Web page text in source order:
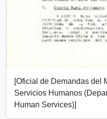
[Oficial de Demandas del
Servicios Humanos
Human Services)]